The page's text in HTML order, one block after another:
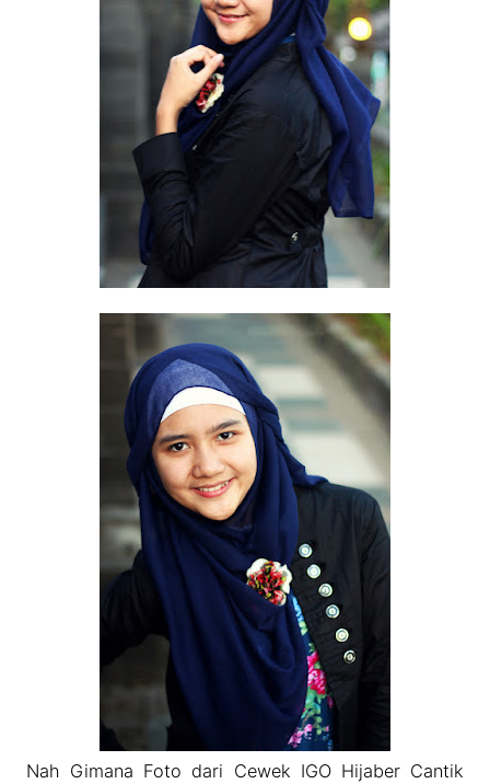
Nah Gimana Foto dari Cewek IGO Hijaber Cantik